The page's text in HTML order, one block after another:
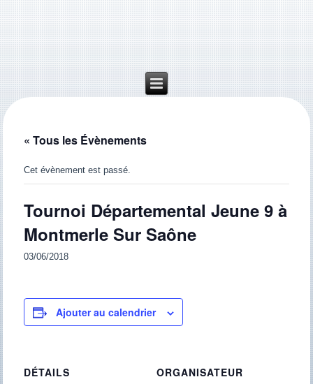
« Tous les Évènements
Cet évènement est passé.
Tournoi Départemental Jeune 9 à
Montmerle Sur Saône
03/06/2018
Ajouter au calendrier
DÉTAILS
ORGANISATEUR